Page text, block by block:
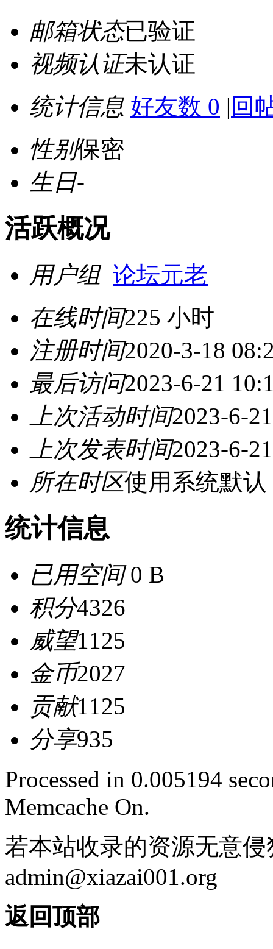
邮箱状态已验证
视频认证未认证
统计信息 好友数 0 | 回
性别保密
生日-
活跃概况
用户组 论坛元老
在线时间225 小时
注册时间2020-3-18
最后访问2023-6-21
上次活动时间2023-6-
上次发表时间2023-6-
所在时区使用系统默认
统计信息
已用空间0 B
积分4326
威望1125
金币2027
贡献1125
分享935
Processed in 0.005194
Memcache On.
若本站收录的资源无意
admin@xiazai001.org
返回顶部